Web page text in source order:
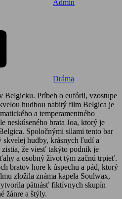
Admin
Dráma
Belgicku. Príbeh o eufórii, vzostupe
hudbou nabitý film Belgica je
a temperamentného
neskúseného brata Joa, ktorý je
Spoločnými silami tento bar
skvelej hudby, krásnych ľudí a
že viesť takýto podnik je
a osobný život tým začnú trpieť.
bratov hore k úspechu a pád, ktorý
zložila známa kapela Soulwax,
pätnásť fiktívnych skupín
žánre a štýly.